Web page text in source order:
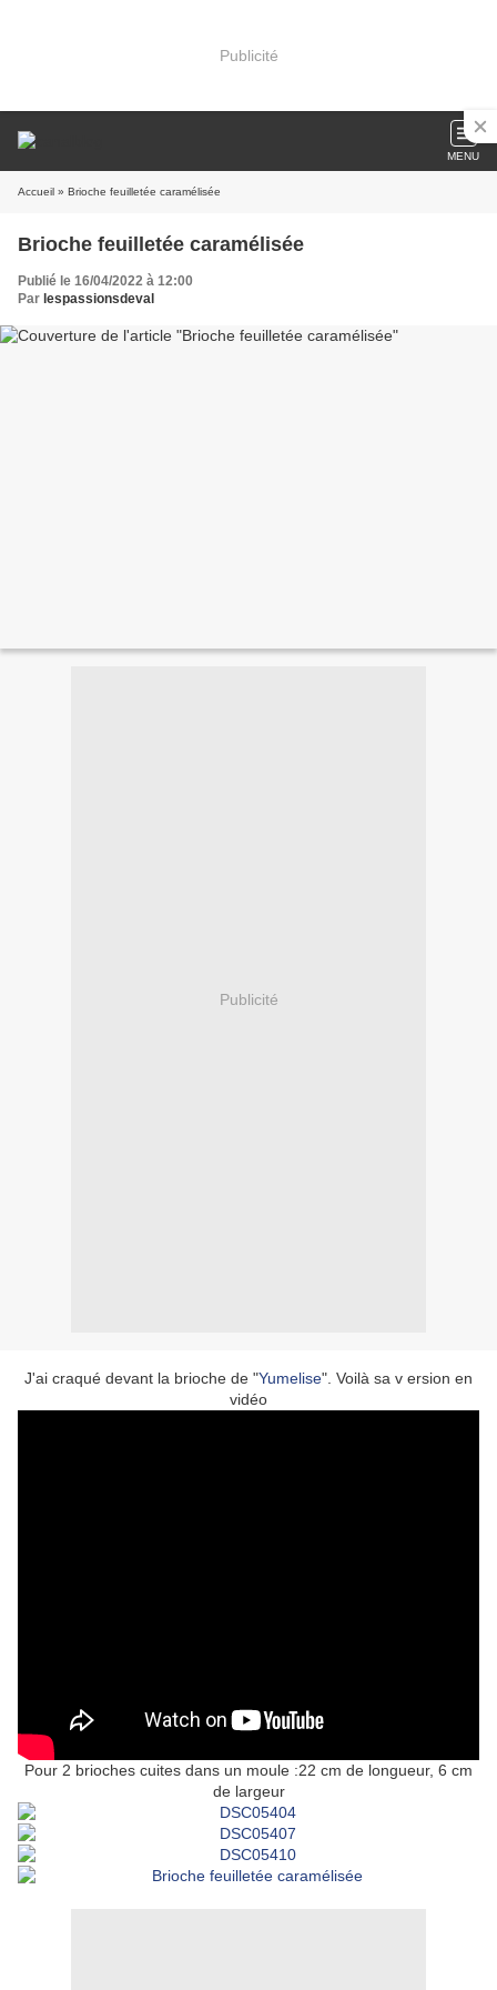
Publicité
MENU
Accueil » Brioche feuilletée caramélisée
Brioche feuilletée caramélisée
Publié le 16/04/2022 à 12:00
Par lespassionsdeval
Publicité
J'ai craqué devant la brioche de "Yumelise". Voilà sa v ersion en
vidéo
Pour 2 brioches cuites dans un moule :22 cm de longueur, 6 cm
de largeur